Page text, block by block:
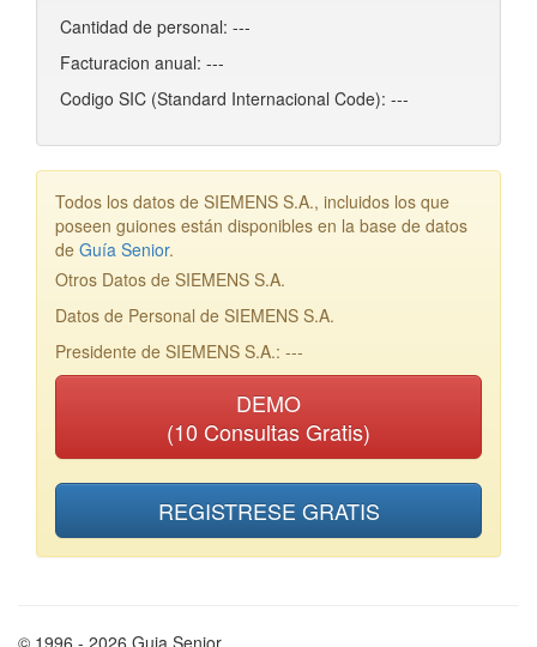
Cantidad de personal: ---
Facturacion anual: ---
Codigo SIC (Standard Internacional Code): ---
Todos los datos de SIEMENS S.A., incluidos los que
poseen guiones están disponibles en la base de datos
de Guía Senior.
Otros Datos de SIEMENS S.A.
Datos de Personal de SIEMENS S.A.
Presidente de SIEMENS S.A.: ---
DEMO
(10 Consultas Gratis)
REGISTRESE GRATIS
© 1996 - 2026 Guia Senior